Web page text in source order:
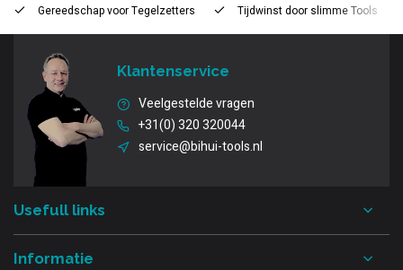
Gereedschap voorTegelzetters Tijdwinst door slimme Tools
Klantenservice
Veelgestelde vragen
+31(0) 320 320044
service@bihui-tools.nl
Usefull links
Informatie